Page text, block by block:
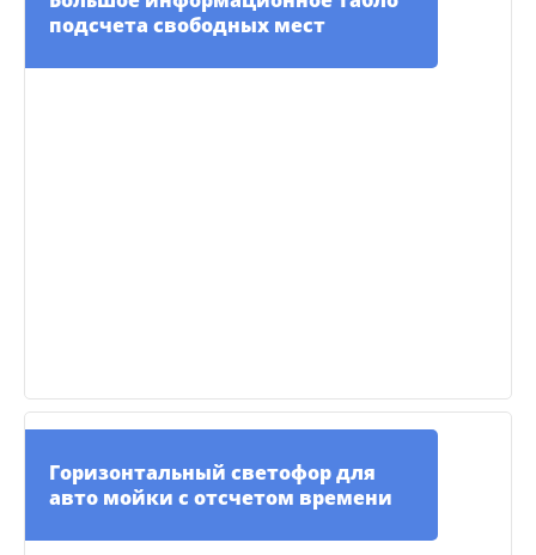
подсчета свободных мест
Горизонтальный светофор для
авто мойки с отсчетом времени